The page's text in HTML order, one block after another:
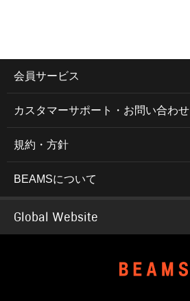
会員サービス
カスタマーサポート・お問い合わせ
規約・方針
BEAMSについて
Global Website